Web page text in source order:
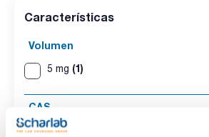
Características
Volumen
5 mg (1)
CAS
[446254-50-8]